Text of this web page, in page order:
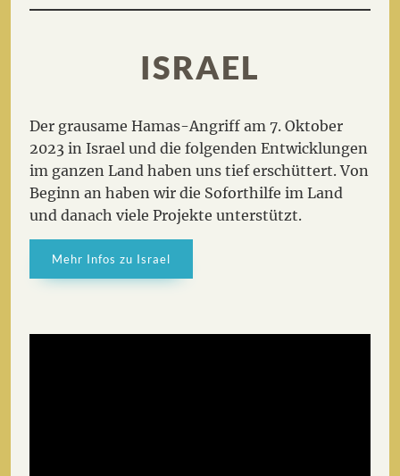
ISRAEL
Der grausame Hamas-Angriff am 7. Oktober
2023 in Israel und die folgenden Entwicklungen
im ganzen Land haben uns tief erschüttert. Von
Beginn an haben wir die Soforthilfe im Land
und danach viele Projekte unterstützt.
Mehr Infos zu Israel